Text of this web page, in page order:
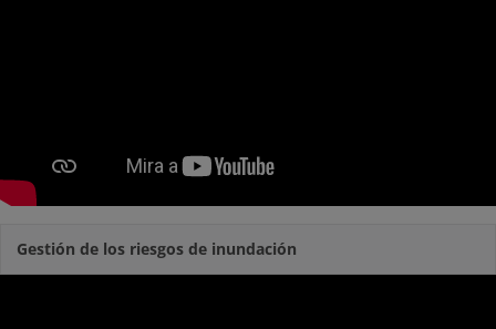
Gestión de los riesgos de inundación